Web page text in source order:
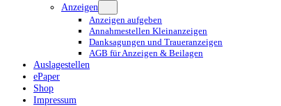
Anzeigen
Anzeigen aufgeben
Annahmestellen Kleinanzeigen
Danksagungen und Traueranzeigen
AGB für Anzeigen & Beilagen
Auslagestellen
ePaper
Shop
Impressum